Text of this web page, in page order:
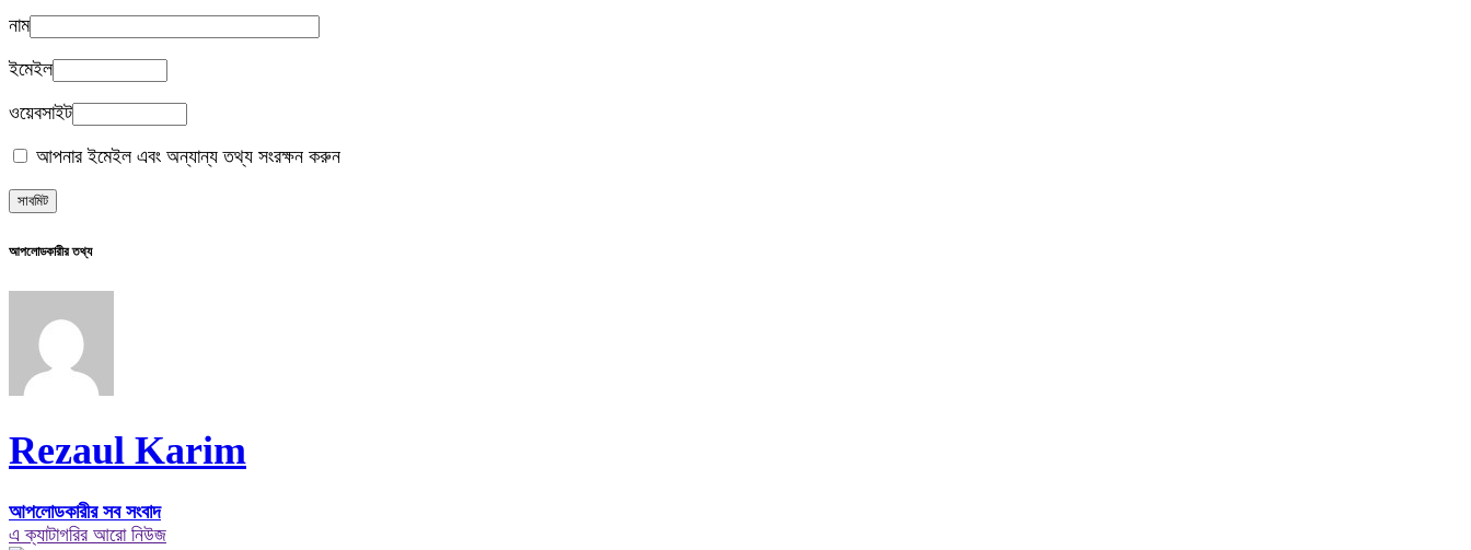
নাম
ইমেইল
ওয়েবসাইট
আপনার ইমেইল এবং অন্যান্য তথ্য সংরক্ষন করুন
আপলোডকারীর তথ্য
Rezaul Karim
আপলোডকারীর সব সংবাদ
এ ক্যাটাগরির আরো নিউজ